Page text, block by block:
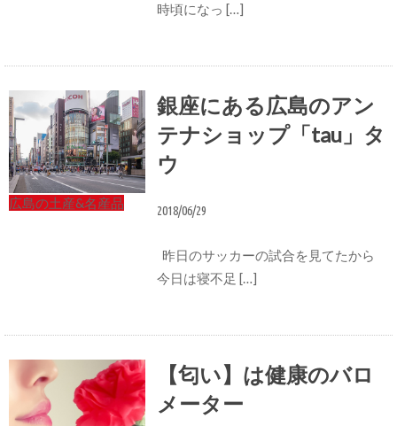
時頃になっ […]
広島の土産&名産品
銀座にある広島のアン
テナショップ「tau」タ
ウ
2018/06/29
昨日のサッカーの試合を見てたから
今日は寝不足 […]
【匂い】は健康のバロ
メーター